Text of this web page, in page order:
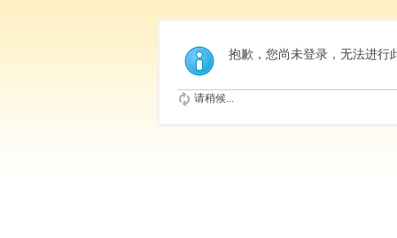
抱歉，您尚未登录，无法进行
请稍候...